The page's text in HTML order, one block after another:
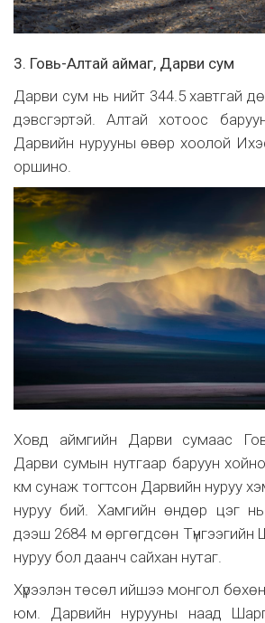
3. Говь-Алтай аймаг, Дарви сум
Дарви сум нь нийт 344.5 хавтгай
дэвсгэртэй. Алтай хотоос
Дарвийн нурууны өвөр хоолой
оршино.
Ховд аймгийн Дарви сумаас
Дарви сумын нутгаар баруун
км сунаж тогтсон Дарвийн нуруу
нуруу бий. Хамгийн өндөр цэг нь
дээш 2684 м өргөгдсөн Түнгээгийн
нуруу бол даанч сайхан нутаг.
Хүрээлэн төсөл ийшээ монгол бөхөн
юм. Дарвийн нурууны наад